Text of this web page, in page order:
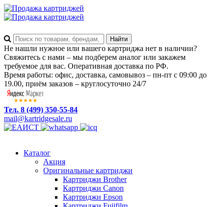
Не нашли нужное или вашего картриджа нет в наличии?
Свяжитесь с нами – мы подберем аналог или закажем
требуемое для вас. Оперативная доставка по РФ.
Время работы: офис, доставка, самовывоз – пн-пт с 09:00 до
19.00, приём заказов – круглосуточно 24/7
Тел. 8 (499) 350-55-84
mail@kartridgesale.ru
Каталог
Акция
Оригинальные картриджи
Картриджи Brother
Картриджи Canon
Картриджи Epson